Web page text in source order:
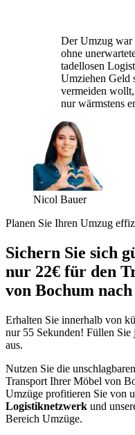
Der Umzug war
ohne
tadellosen
Umziehen Geld
vermeiden
nur wärmstens
Nicol Bauer
Planen Sie Ihren Umzug
Sichern Sie sich
nur 22€ für den
von Bochum
Erhalten Sie innerhalb von
nur 55 Sekunden! Füllen Sie
aus.
Nutzen Sie die
Transport Ihrer Möbel von
Umzüge profitieren Sie von
Logistiknetzwerk und
Bereich Umzüge.